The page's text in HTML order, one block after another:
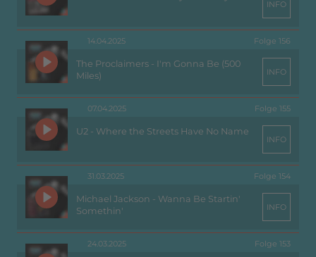
INFO
14.04.2025 Folge 156
The Proclaimers - I'm Gonna Be (500
Miles)
INFO
07.04.2025 Folge 155
U2 - Where the Streets Have No Name
INFO
31.03.2025 Folge 154
Michael Jackson - Wanna Be Startin'
Somethin'
INFO
24.03.2025 Folge 153